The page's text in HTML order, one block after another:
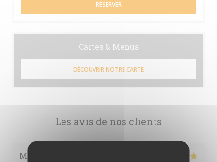
Les avis de nos clients
Marine
RÉSERVER
Cartes & Menus
DÉCOUVRIR NOTRE CARTE